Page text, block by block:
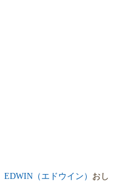
EDWIN（エドウイン） おし